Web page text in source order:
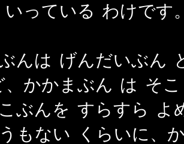
いっている わけです
んは げんだいぶん
、かかまぶん は そ
ぶんを すらすら よ
もない くらいに、